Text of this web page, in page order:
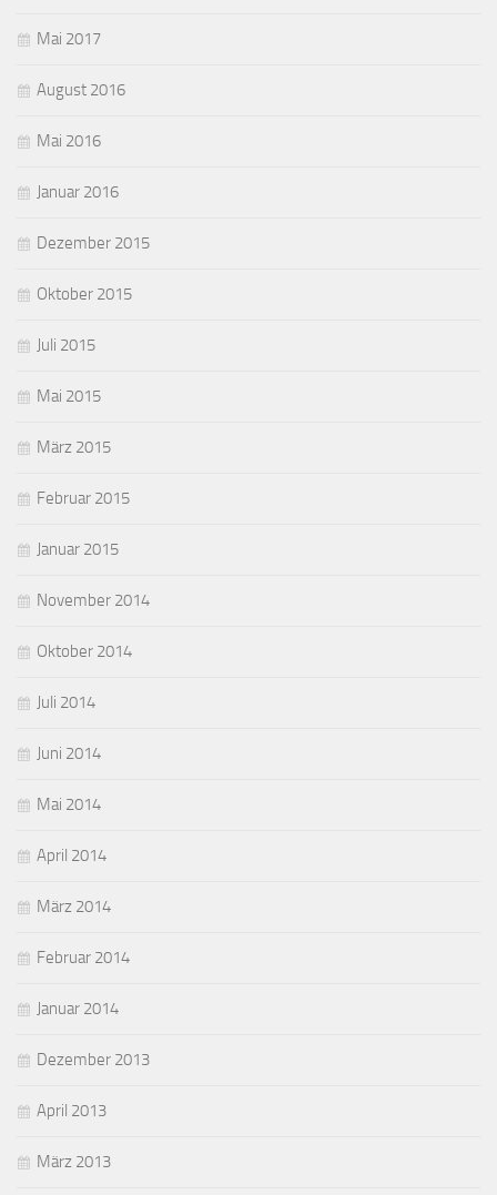
Mai 2017
August 2016
Mai 2016
Januar 2016
Dezember 2015
Oktober 2015
Juli 2015
Mai 2015
März 2015
Februar 2015
Januar 2015
November 2014
Oktober 2014
Juli 2014
Juni 2014
Mai 2014
April 2014
März 2014
Februar 2014
Januar 2014
Dezember 2013
April 2013
März 2013